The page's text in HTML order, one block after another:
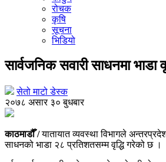
रोचक
कृषि
सूचना
भिडियो
सार्वजनिक सवारी साधनमा भाडा
सेतो माटो डेस्क
२०७८ असार ३० बुधबार
काठमाडौँ /यातायात व्यवस्था विभागले
साधनको भाडा २८ प्रतिशतसम्म वृद्धि गरेको छ ।